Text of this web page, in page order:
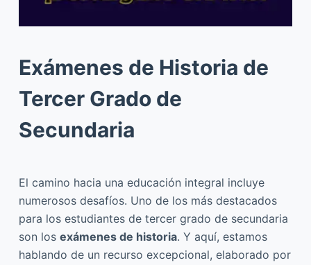
Exámenes de Historia de
Tercer Grado de
Secundaria
El camino hacia una educación integral incluye
numerosos desafíos. Uno de los más destacados
para los estudiantes de tercer grado de secundaria
son los exámenes de historia. Y aquí, estamos
hablando de un recurso excepcional, elaborado por